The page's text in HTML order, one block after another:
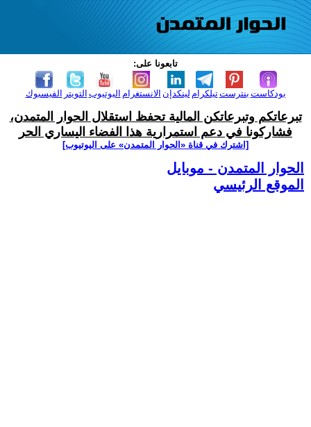
تابعونا على:
الفيسبوك التويتر اليوتيوب الانستغرام لينكدإن تيلكرامبنترست بودكاست
تبرعاتكم وتبرعاتكن المالية تحفظ استقلال الحوار المتمدن،
فشاركونا في دعم استمرارية هذا الفضاء اليساري الحر
[اشترك في قناة ‫«الحوار المتمدن» على اليوتيوب]
الحوار المتمدن - موبايل
الموقع الرئيسي